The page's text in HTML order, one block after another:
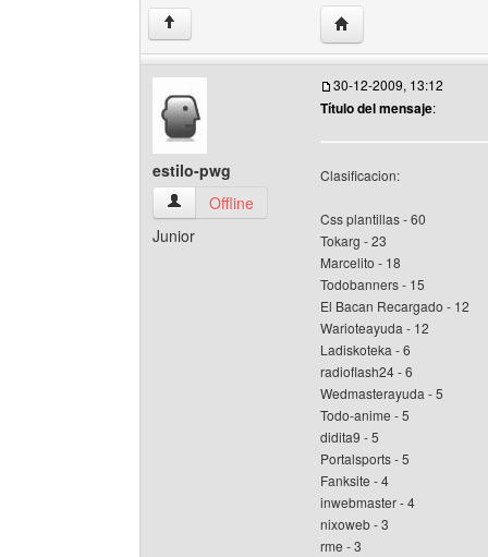
↑ Visitar sitio web del
estilo-pwg
estilo-pwg Ver perfil del usuario
Offline
Junior
30-12-2009, 13:12
Título del mensaje:
Clasificacion:
Css plantillas - 60
Tokarg - 23
Marcelito - 18
Todobanners - 15
El Bacan Recargado - 12
Warioteayuda - 12
Ladiskoteka - 6
radioflash24 - 6
Wedmasterayuda - 5
Todo-anime - 5
didita9 - 5
Portalsports - 5
Fanksite - 4
inwebmaster - 4
nixoweb - 3
rme - 3